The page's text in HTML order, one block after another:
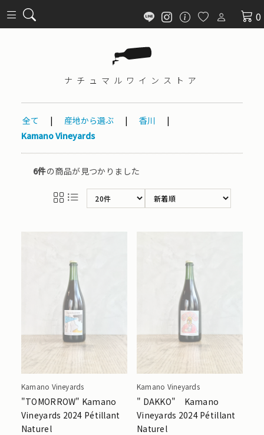
0
ナチュマル ワインストア
全て | 産地から選ぶ | 香川
|
Kamano Vineyards
6件の商品が見つかりました
Kamano Vineyards
"TOMORROW" Kamano
Vineyards 2024 Pétillant
Naturel
Kamano Vineyards
" DAKKO" Kamano
Vineyards 2024 Pétillant
Naturel